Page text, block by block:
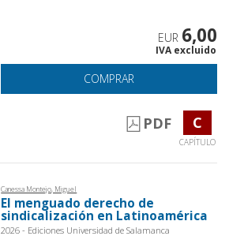
EUR 6,00
IVA excluido
COMPRAR
PDF C
CAPÍTULO
Canessa Montejo, Miguel
El menguado derecho de
sindicalización en Latinoamérica
2026 - Ediciones Universidad de Salamanca